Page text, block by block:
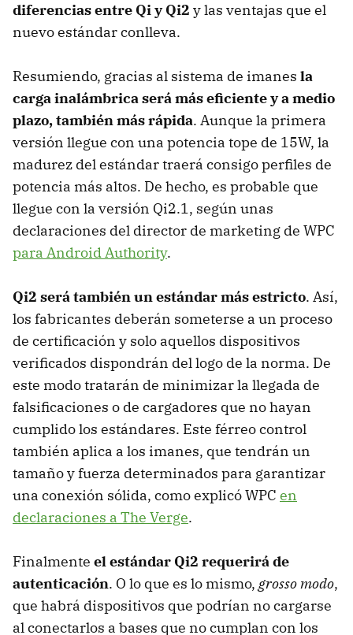
diferencias entre Qi y Qi2 y las ventajas que el
nuevo estándar conlleva.
Resumiendo, gracias al sistema de imanes la
carga inalámbrica será más eficiente y a medio
plazo, también más rápida. Aunque la primera
versión llegue con una potencia tope de 15W, la
madurez del estándar traerá consigo perfiles de
potencia más altos. De hecho, es probable que
llegue con la versión Qi2.1, según unas
declaraciones del director de marketing de WPC
para Android Authority.
Qi2 será también un estándar más estricto. Así,
los fabricantes deberán someterse a un proceso
de certificación y solo aquellos dispositivos
verificados dispondrán del logo de la norma. De
este modo tratarán de minimizar la llegada de
falsificaciones o de cargadores que no hayan
cumplido los estándares. Este férreo control
también aplica a los imanes, que tendrán un
tamaño y fuerza determinados para garantizar
una conexión sólida, como explicó WPC en
declaraciones a The Verge.
Finalmente el estándar Qi2 requerirá de
autenticación. O lo que es lo mismo, grosso modo,
que habrá dispositivos que podrían no cargarse
al conectarlos a bases que no cumplan con los